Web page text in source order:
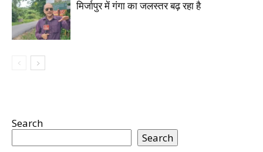
मिर्जापुर में गंगा का जलस्तर बढ़ रहा है
Search
Search